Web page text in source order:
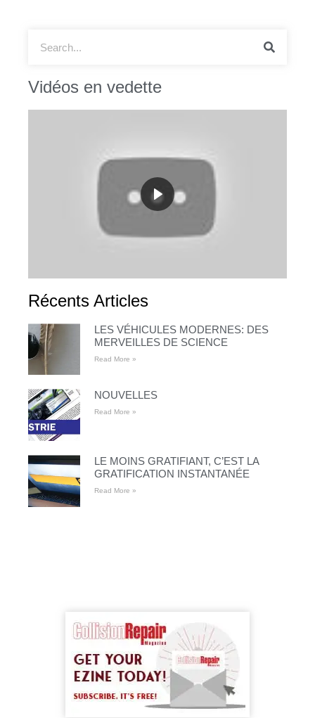
Vidéos en vedette
Récents Articles
LES VÉHICULES MODERNES: DES
MERVEILLES DE SCIENCE
Read More »
NOUVELLES
Read More »
LE MOINS GRATIFIANT, C’EST LA
GRATIFICATION INSTANTANÉE
Read More »